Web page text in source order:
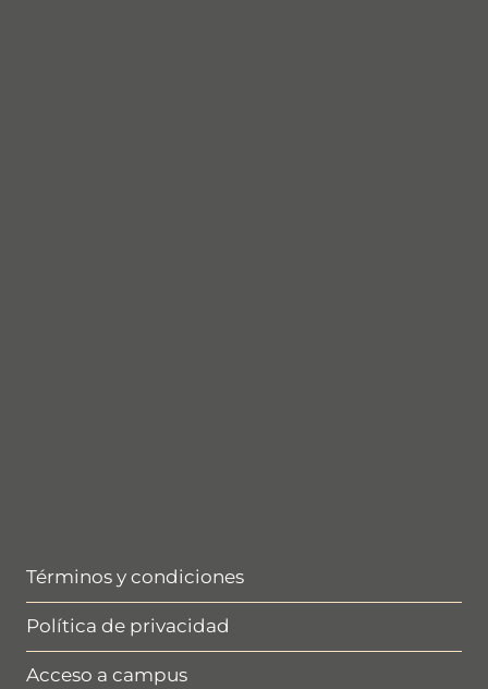
Términos y condiciones
Política de privacidad
Acceso a campus